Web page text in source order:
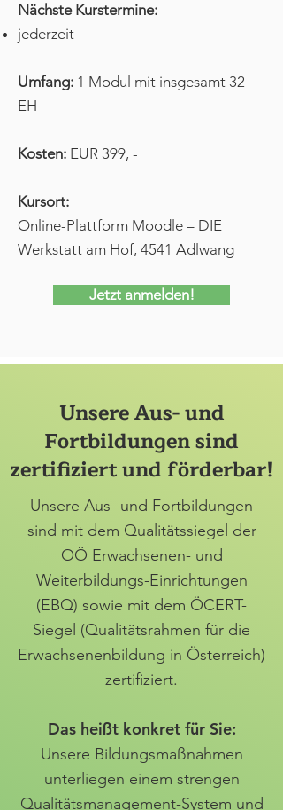
Nächste Kurstermine:
jederzeit
Umfang: 1 Modul mit insgesamt 32
EH
Kosten: EUR 399, -​​​
Kursort:
Online-Plattform Moodle – DIE
Werkstatt am Hof, 4541 Adlwang
Jetzt anmelden!
Unsere Aus- und
Fortbildungen sind
zertifiziert und förderbar!
Unsere Aus- und Fortbildungen
sind mit dem Qualitätssiegel der
OÖ Erwachsenen- und
Weiterbildungs-Einrichtungen
(EBQ) sowie mit dem ÖCERT-
Siegel (Qualitätsrahmen für die
Erwachsenenbildung in Österreich)
zertifiziert.
Das heißt konkret für Sie:
Unsere Bildungsmaßnahmen
unterliegen einem strengen
Qualitätsmanagement-System und